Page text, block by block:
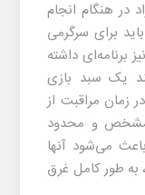
در هنگام انجام
برای سرگرمی
برنامه‌ای داشته
یک سبد بازی
مراقبت از
مشخص و محدود
می‌شود آنها
به طور کامل غرق